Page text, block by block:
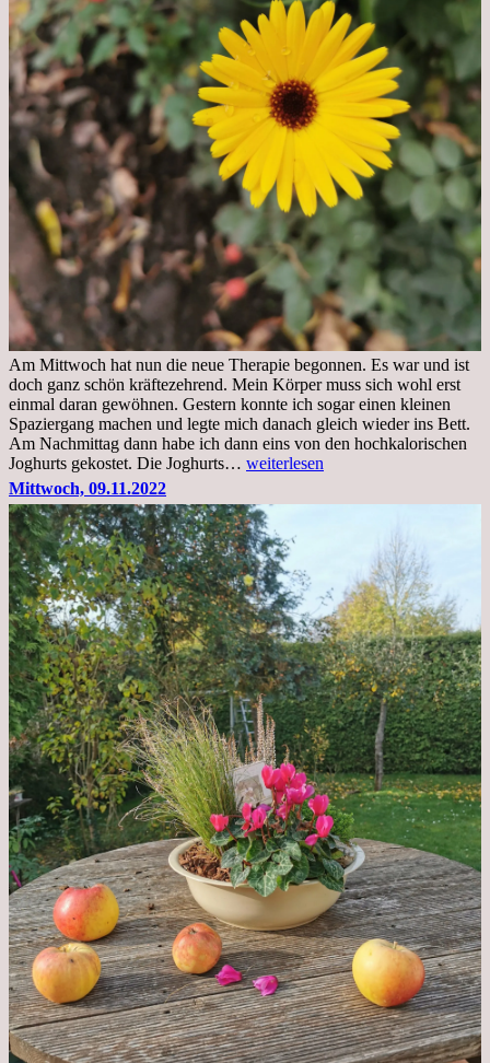
Am Mittwoch hat nun die neue Therapie begonnen. Es war und ist
doch ganz schön kräftezehrend. Mein Körper muss sich wohl erst
einmal daran gewöhnen. Gestern konnte ich sogar einen kleinen
Spaziergang machen und legte mich danach gleich wieder ins Bett.
Am Nachmittag dann habe ich dann eins von den hochkalorischen
Joghurts gekostet. Die Joghurts… Freitag,
Therapie
Beginn
gut
überstanden
weiterlesen
Mittwoch, 09.11.2022